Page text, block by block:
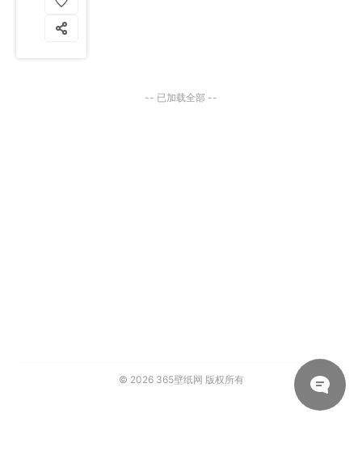
-- 已加载全部 --
© 2026 365壁纸网 版权所有